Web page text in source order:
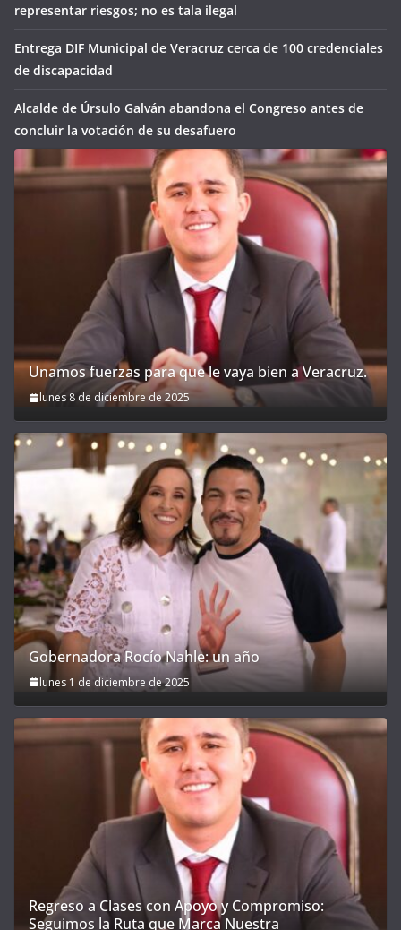
representar riesgos; no es tala ilegal
Entrega DIF Municipal de Veracruz cerca de 100 credenciales
de discapacidad
Alcalde de Úrsulo Galván abandona el Congreso antes de
concluir la votación de su desafuero
Unamos fuerzas para que le vaya bien a Veracruz.
lunes 8 de diciembre de 2025
Gobernadora Rocío Nahle: un año
lunes 1 de diciembre de 2025
Regreso a Clases con Apoyo y Compromiso:
Seguimos la Ruta que Marca Nuestra